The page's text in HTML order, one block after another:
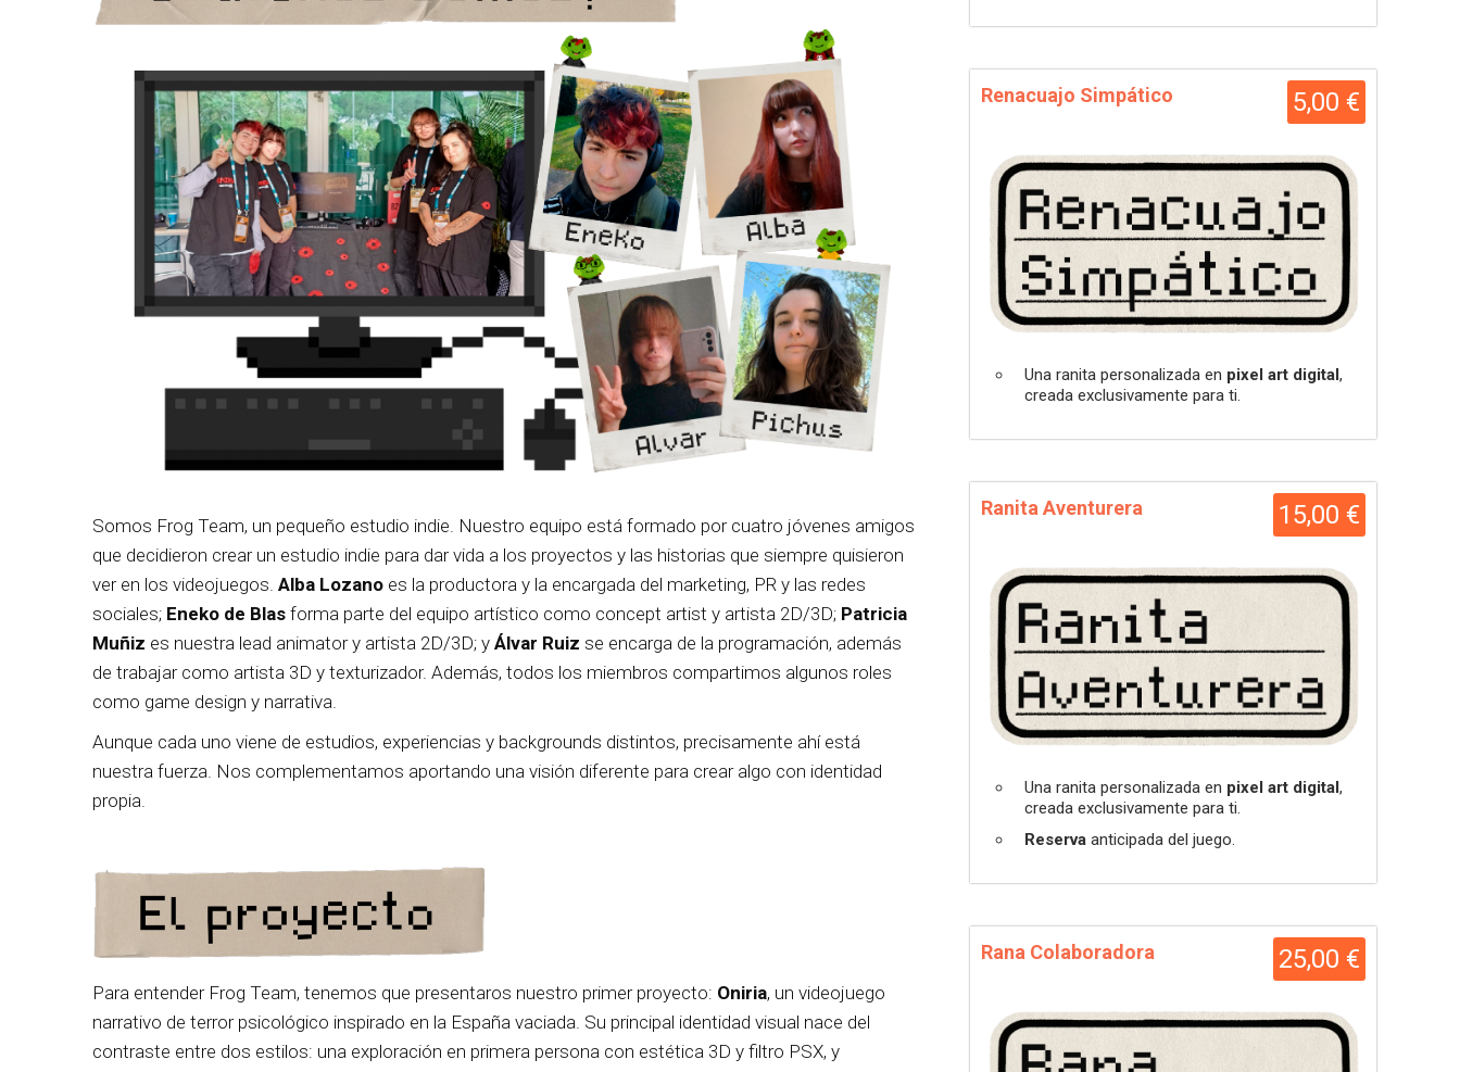
Somos Frog Team, un pequeño estudio indie. Nuestro equipo está formado por cuatro jóvenes amigos
que decidieron crear un estudio indie para dar vida a los proyectos y las historias que siempre quisieron
ver en los videojuegos. Alba Lozano es la productora y la encargada del marketing, PR y las redes
sociales; Eneko de Blas forma parte del equipo artístico como concept artist y artista 2D/3D; Patricia
Muñiz es nuestra lead animator y artista 2D/3D; y Álvar Ruiz se encarga de la programación, además
de trabajar como artista 3D y texturizador. Además, todos los miembros compartimos algunos roles
como game design y narrativa.
Aunque cada uno viene de estudios, experiencias y backgrounds distintos, precisamente ahí está
nuestra fuerza. Nos complementamos aportando una visión diferente para crear algo con identidad
propia.
Para entender Frog Team, tenemos que presentaros nuestro primer proyecto: Oniria, un videojuego
narrativo de terror psicológico inspirado en la España vaciada. Su principal identidad visual nace del
contraste entre dos estilos: una exploración en primera persona con estética 3D y filtro PSX, y
5,00 €
Renacuajo Simpático
Una ranita personalizada en pixel art digital,
creada exclusivamente para ti.
15,00 €
Ranita Aventurera
Una ranita personalizada en pixel art digital,
creada exclusivamente para ti.
Reserva anticipada del juego.
25,00 €
Rana Colaboradora